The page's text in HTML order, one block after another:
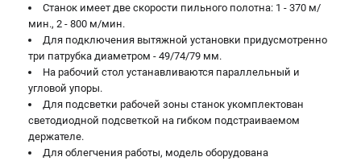
Станок имеет две скорости пильного полотна: 1 - 370 м/
мин., 2 - 800 м/мин.
Для подключения вытяжной установки придусмотренно
три патрубка диаметром - 49/74/79 мм.
На рабочий стол устанавливаются параллельный и
угловой упоры.
Для подсветки рабочей зоны станок укомплектован
светодиодной подсветкой на гибком подстраиваемом
держателе.
Для облегчения работы, модель оборудована